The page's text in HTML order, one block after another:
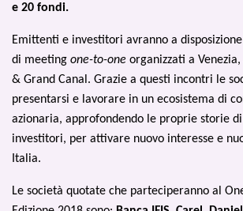
e 20 fondi.
Emittenti e investitori avranno a
di meeting one-to-one organizzati a
& Grand Canal. Grazie a questi incontri le
presentarsi e lavorare in un ecosistema di
azionaria, approfondendo le proprie storie
investitori, per attivare nuovo interesse e
Italia.
Le società quotate che parteciperanno al